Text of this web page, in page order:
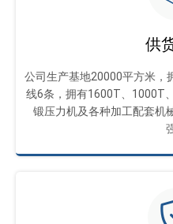
供
公司生产基地20000平方米，
线6条，拥有1600T、1000T
锻压力机及各种加工配套机